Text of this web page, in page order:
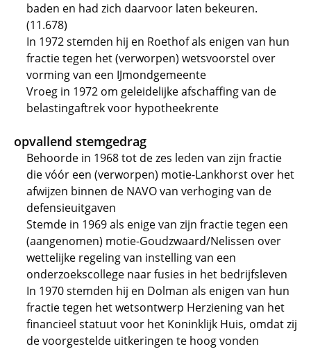
baden en had zich daarvoor laten bekeuren.
(11.678)
In 1972 stemden hij en Roethof als enigen van hun
fractie tegen het (verworpen) wetsvoorstel over
vorming van een IJmondgemeente
Vroeg in 1972 om geleidelijke afschaffing van de
belastingaftrek voor hypotheekrente
opvallend stemgedrag
Behoorde in 1968 tot de zes leden van zijn fractie
die vóór een (verworpen) motie-Lankhorst over het
afwijzen binnen de NAVO van verhoging van de
defensieuitgaven
Stemde in 1969 als enige van zijn fractie tegen een
(aangenomen) motie-Goudzwaard/Nelissen over
wettelijke regeling van instelling van een
onderzoekscollege naar fusies in het bedrijfsleven
In 1970 stemden hij en Dolman als enigen van hun
fractie tegen het wetsontwerp Herziening van het
financieel statuut voor het Koninklijk Huis, omdat zij
de voorgestelde uitkeringen te hoog vonden